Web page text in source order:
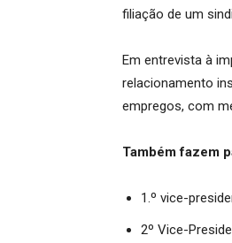
filiação de um
Em entrevista à
relacionamento
empregos, com
Também fazem
1.º vice-
2º Vice-